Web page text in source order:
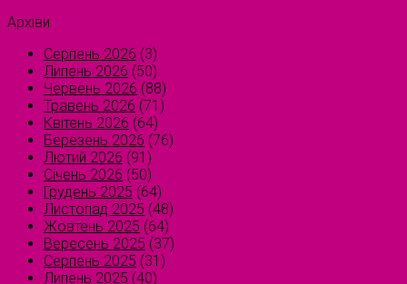
Архіви
Серпень 2026 (3)
Липень 2026 (50)
Червень 2026 (88)
Травень 2026 (71)
Квітень 2026 (64)
Березень 2026 (76)
Лютий 2026 (91)
Січень 2026 (50)
Грудень 2025 (64)
Листопад 2025 (48)
Жовтень 2025 (64)
Вересень 2025 (37)
Серпень 2025 (31)
Липень 2025 (40)